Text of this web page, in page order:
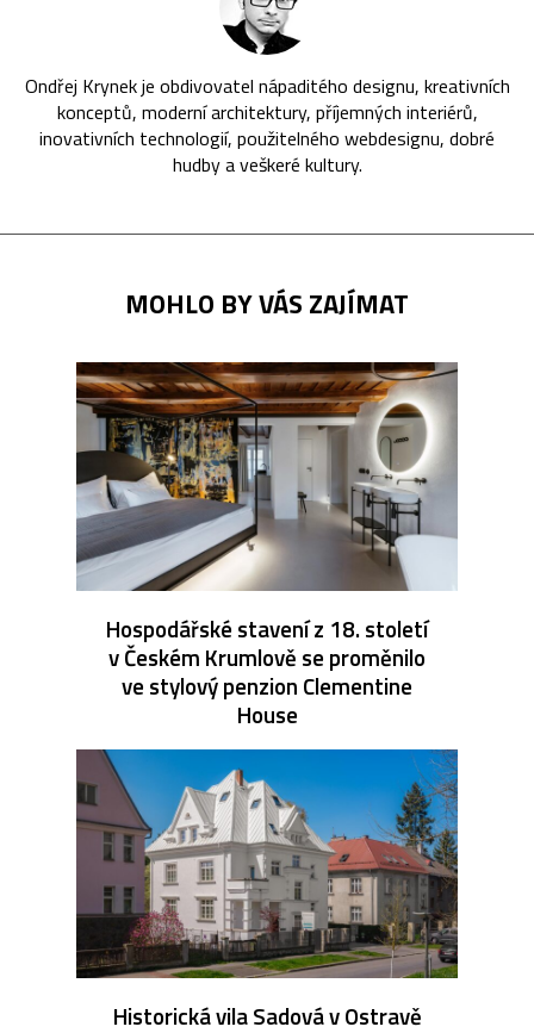
Ondřej Krynek je obdivovatel nápaditého designu, kreativních
konceptů, moderní architektury, příjemných interiérů,
inovativních technologií, použitelného webdesignu, dobré
hudby a veškeré kultury.
MOHLO BY VÁS ZAJÍMAT
Hospodářské stavení z 18. století
v Českém Krumlově se proměnilo
ve stylový penzion Clementine
House
Historická vila Sadová v Ostravě